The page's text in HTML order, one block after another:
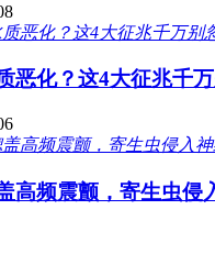
恶化？这4大征兆千万
高频震颤，寄生虫侵